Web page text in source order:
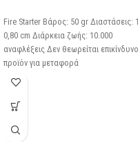
Fire Starter Βάρος: 50 gr Διαστάσεις:
0,80 cm Διάρκεια ζωής: 10.000
αναφλέξεις Δεν θεωρείται επικίνδυνο
προϊόν για μεταφορά